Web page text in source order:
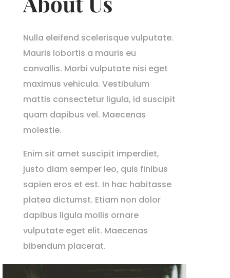
Nulla eleifend scelerisque vulputate.
Mauris lobortis a mauris eu
convallis. Morbi vulputate nisi eget
maximus vehicula. Vestibulum
mattis consectetur ligula, id suscipit
quam dapibus vel. Maecenas
molestie.
Enim sit amet suscipit imperdiet,
justo diam semper leo, quis finibus
sapien eros et est. In hac habitasse
platea dictumst. Etiam non dolor
dapibus ligula mollis ornare
vulputate eget elit. Maecenas
bibendum placerat.